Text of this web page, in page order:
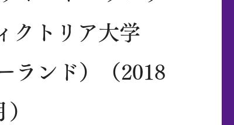
クトリア大学
ランド）（2018